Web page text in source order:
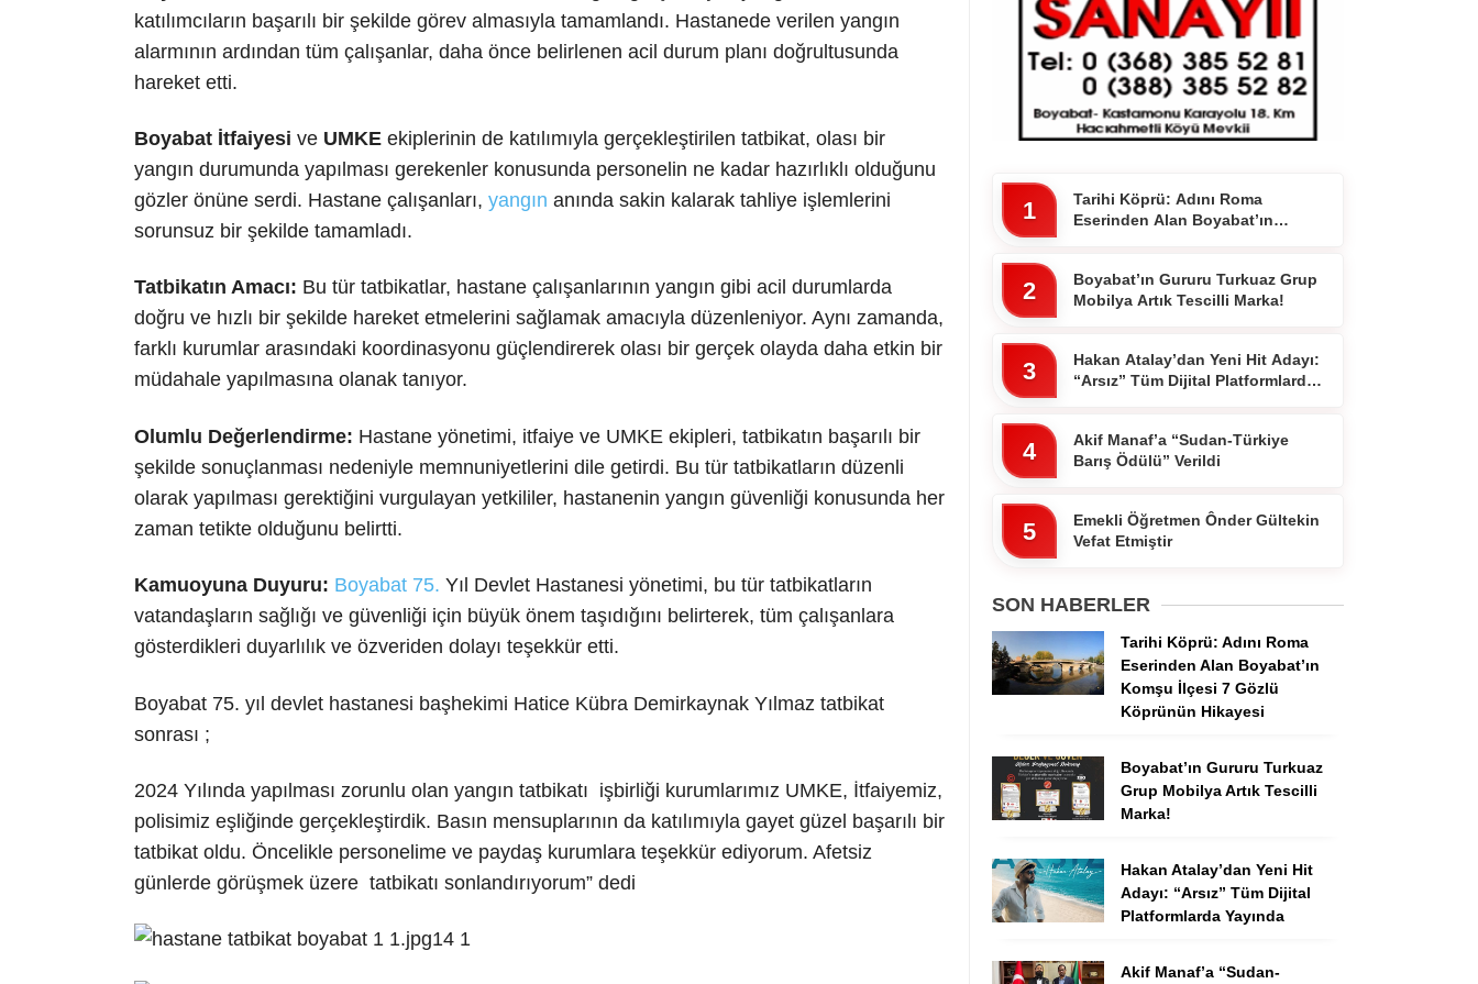
katılımcıların başarılı bir şekilde görev almasıyla tamamlandı. Hastanede verilen yangın
alarmının ardından tüm çalışanlar, daha önce belirlenen acil durum planı doğrultusunda
hareket etti.
Boyabat İtfaiyesi ve UMKE ekiplerinin de katılımıyla gerçekleştirilen tatbikat, olası bir
yangın durumunda yapılması gerekenler konusunda personelin ne kadar hazırlıklı olduğunu
gözler önüne serdi. Hastane çalışanları, yangın anında sakin kalarak tahliye işlemlerini
sorunsuz bir şekilde tamamladı.
Tatbikatın Amacı: Bu tür tatbikatlar, hastane çalışanlarının yangın gibi acil durumlarda
doğru ve hızlı bir şekilde hareket etmelerini sağlamak amacıyla düzenleniyor. Aynı zamanda,
farklı kurumlar arasındaki koordinasyonu güçlendirerek olası bir gerçek olayda daha etkin bir
müdahale yapılmasına olanak tanıyor.
Olumlu Değerlendirme: Hastane yönetimi, itfaiye ve UMKE ekipleri, tatbikatın başarılı bir
şekilde sonuçlanması nedeniyle memnuniyetlerini dile getirdi. Bu tür tatbikatların düzenli
olarak yapılması gerektiğini vurgulayan yetkililer, hastanenin yangın güvenliği konusunda her
zaman tetikte olduğunu belirtti.
Kamuoyuna Duyuru: Boyabat 75. Yıl Devlet Hastanesi yönetimi, bu tür tatbikatların
vatandaşların sağlığı ve güvenliği için büyük önem taşıdığını belirterek, tüm çalışanlara
gösterdikleri duyarlılık ve özveriden dolayı teşekkür etti.
Boyabat 75. yıl devlet hastanesi başhekimi Hatice Kübra Demirkaynak Yılmaz tatbikat
sonrası ;
2024 Yılında yapılması zorunlu olan yangın tatbikatı işbirliği kurumlarımız UMKE, İtfaiyemiz,
polisimiz eşliğinde gerçekleştirdik. Basın mensuplarının da katılımıyla gayet güzel başarılı bir
tatbikat oldu. Öncelikle personelime ve paydaş kurumlara teşekkür ediyorum. Afetsiz
günlerde görüşmek üzere tatbikatı sonlandırıyorum” dedi
1
Tarihi Köprü: Adını Roma
Eserinden Alan Boyabat’ın
2
Boyabat’ın Gururu Turkuaz Grup
Mobilya Artık Tescilli Marka!
3
Hakan Atalay’dan Yeni Hit Adayı:
“Arsız” Tüm Dijital Platformlarda
4
Akif Manaf’a “Sudan-Türkiye
Barış Ödülü” Verildi
5
Emekli Öğretmen Ônder Gültekin
Vefat Etmiştir
SON HABERLER
Tarihi Köprü: Adını Roma
Eserinden Alan Boyabat’ın
Komşu İlçesi 7 Gözlü
Köprünün Hikayesi
Boyabat’ın Gururu Turkuaz
Grup Mobilya Artık Tescilli
Marka!
Hakan Atalay’dan Yeni Hit
Adayı: “Arsız” Tüm Dijital
Platformlarda Yayında
Akif Manaf’a “Sudan-